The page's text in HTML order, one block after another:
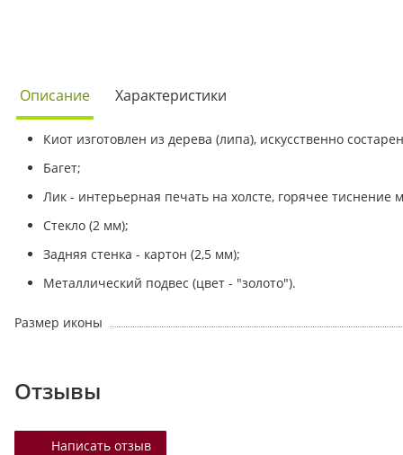
Описание Характеристики
Киот изготовлен из дерева (липа), искусственно
Багет;
Лик - интерьерная печать на холсте, горячее тиснение
Стекло (2 мм);
Задняя стенка - картон (2,5 мм);
Металлический подвес (цвет - "золото").
Размер иконы
Отзывы
Написать отзыв